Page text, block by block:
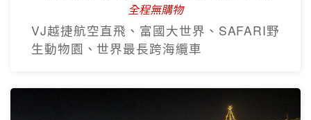
全程無購物
VJ越捷航空直飛、富國大世界、SAFARI野
生動物園、世界最長跨海纜車